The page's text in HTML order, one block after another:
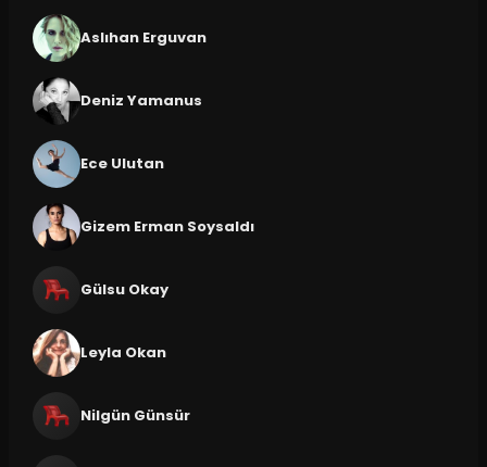
Aslıhan Erguvan
Deniz Yamanus
Ece Ulutan
Gizem Erman Soysaldı
Gülsu Okay
Leyla Okan
Nilgün Günsür